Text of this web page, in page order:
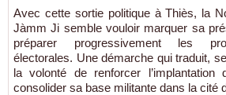
Avec cette sortie politique à Thiès, la
Jàmm Ji semble vouloir marquer sa
préparer progressivement les
électorales. Une démarche qui traduit,
la volonté de renforcer
consolider sa base militante dans la cité